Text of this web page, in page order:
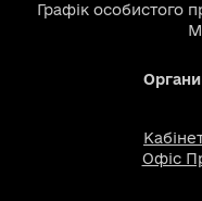
Графік особистого
Офіс